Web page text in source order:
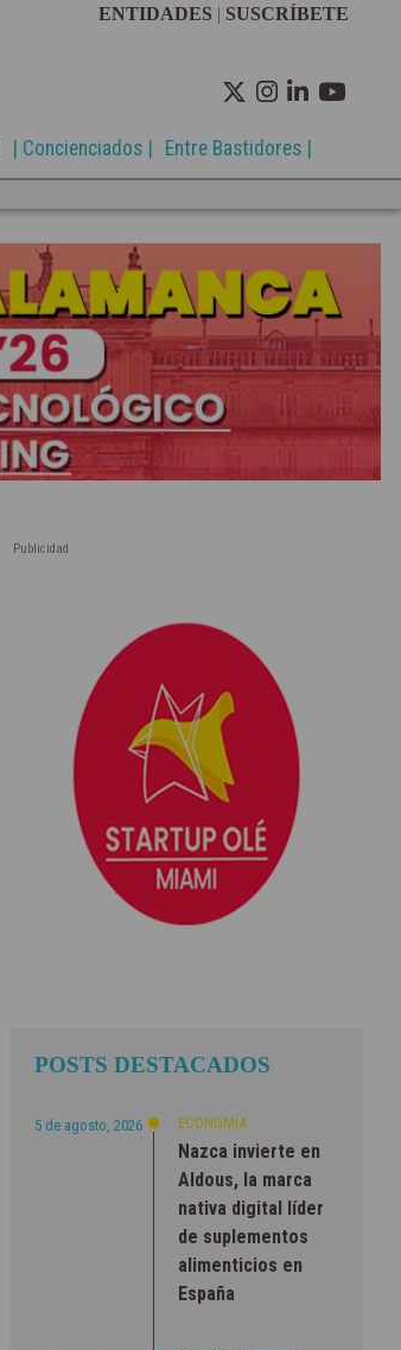
ENTIDADES | SUSCRÍBETE
| Concienciados | Entre Bastidores |
Publicidad
POSTS DESTACADOS
5 de agosto, 2026 ECONOMÍA
Nazca invierte en
Aldous, la marca
nativa digital líder
de suplementos
alimenticios en
España